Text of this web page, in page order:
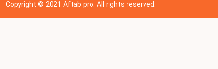
Copyright © 202 1Aftab pro. All rights reserved.